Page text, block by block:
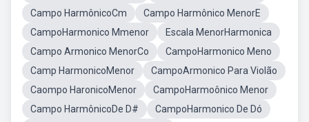
Campo HarmônicoCm
Campo Harmônico MenorE
CampoHarmonico Mmenor
Escala MenorHarmonica
Campo Armonico MenorCo
CampoHarmonico Meno
Camp HarmonicoMenor
CampoArmonico Para Violão
Caompo HaronicoMenor
CampoHarmoônico Menor
Campo HarmônicoDe D#
CampoHarmonico De Dó